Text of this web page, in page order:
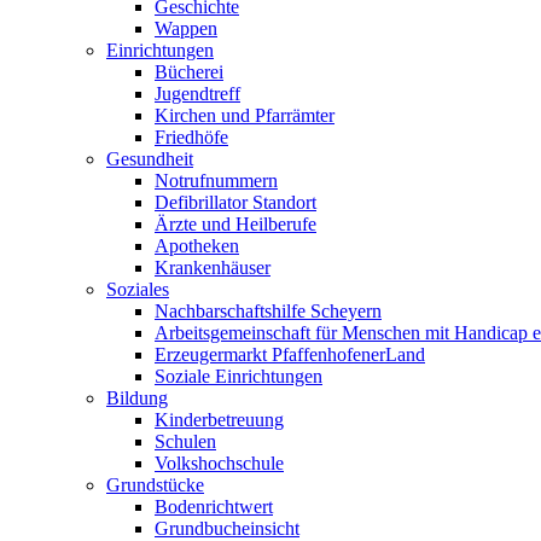
Geschichte
Wappen
Einrichtungen
Bücherei
Jugendtreff
Kirchen und Pfarrämter
Friedhöfe
Gesundheit
Notrufnummern
Defibrillator Standort
Ärzte und Heilberufe
Apotheken
Krankenhäuser
Soziales
Nachbarschaftshilfe Scheyern
Arbeitsgemeinschaft für Menschen mit Handicap
Erzeugermarkt PfaffenhofenerLand
Soziale Einrichtungen
Bildung
Kinderbetreuung
Schulen
Volkshochschule
Grundstücke
Bodenrichtwert
Grundbucheinsicht